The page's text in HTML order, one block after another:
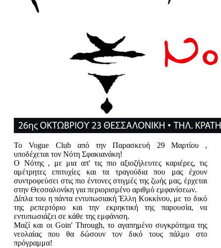
To Vogue Club από την Παρασκευή 29 Μαρτίου ,
υποδέχεται τον Νότη Σφακιανάκη!
Ο Νότης , με μια απ' τις πιο αξιοζήλευτες καριέρες, τις
αμέτρητες επιτυχίες και τα τραγούδια που μας έχουν
συντροφεύσει στις πιο έντονες στιγμές της ζωής μας, έρχεται
στην Θεσσαλονίκη για περιορισμένο αριθμό εμφανίσεων.
Δίπλα του η πάντα εντυπωσιακή Έλλη Κοκκίνου, με το δικό
της ρεπερτόριο και την εκρηκτική της παρουσία, να
εντυπωσιάζει σε κάθε της εμφάνιση.
Μαζί και οι Goin' Through, το αγαπημένο συγκρότημα της
νεολαίας που θα δώσουν τον δικό τους πάλμο στο
πρόγραμμα!